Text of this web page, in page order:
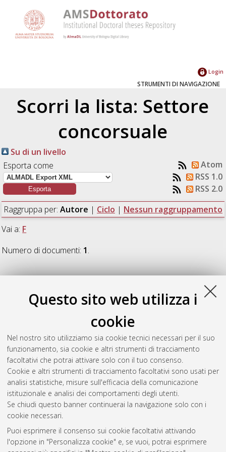
Questo sito web utilizza i
cookie
Nel nostro sito utilizziamo sia cookie tecnici necessari per il suo
funzionamento, sia cookie e altri strumenti di tracciamento
facoltativi che potrai attivare solo con il tuo consenso.
Cookie e altri strumenti di tracciamento facoltativi sono usati per
analisi statistiche, misure sull'efficacia della comunicazione
istituzionale e analisi dei comportamenti degli utenti.
Se chiudi questo banner continuerai la navigazione solo con i
cookie necessari.
Puoi esprimere il consenso sui cookie facoltativi attivando
l'opzione in "Personalizza cookie" e, se vuoi, potrai esprimere
Login
STRUMENTI DI NAVIGAZIONE
Scorri la lista: Settore
concorsuale
Su di un livello
Esporta come
Atom
RSS 1.0
RSS 2.0
Raggruppa per: Autore | Ciclo | Nessun raggruppamento
Vai a: F
Numero di documenti: 1.
F
Fasoli, Sabrina(2021)Giraffe’s urine: from urinalysis to
proteomics and metabolomics, [Dissertation thesis], Alma
Mater Studiorum Università di Bologna. Dottorato di ricerca in
Scienze veterinarie, 33 Ciclo. DOI
10.6092/unibo/amsdottorato/9655.
Questa lista e' stata generata il Wed Aug 5 20:38:49 2026
Atom
Rss 1.0